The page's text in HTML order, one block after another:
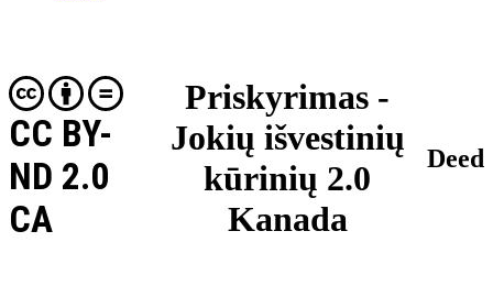
Priskyrimas -
Jokių išvestinių
kūrinių 2.0
Kanada
CC BY-
ND 2.0
CA
Deed